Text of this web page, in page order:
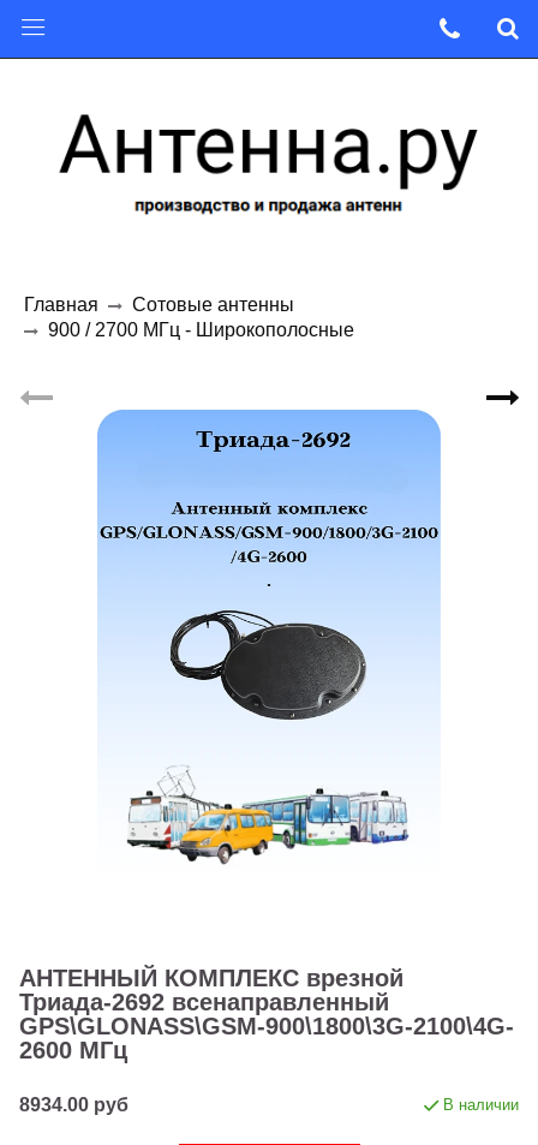
Главная
Сотовые антенны
900 / 2700 МГц - Широкополосные
АНТЕННЫЙ КОМПЛЕКС врезной
Триада-2692 всенаправленный
GPS\GLONASS\GSM-900\1800\3G-2100\4G-
2600 МГц
8934.00 руб В наличии